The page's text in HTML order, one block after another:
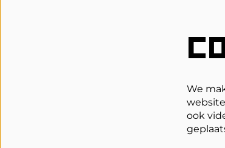
Telefonisch bereikbaar op
We
ook